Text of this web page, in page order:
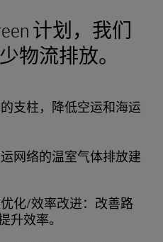
计划，我们
物流排放。
支柱，降低空运和海运
网络的温室气体排放建
化/效率改进：改善路
升效率。